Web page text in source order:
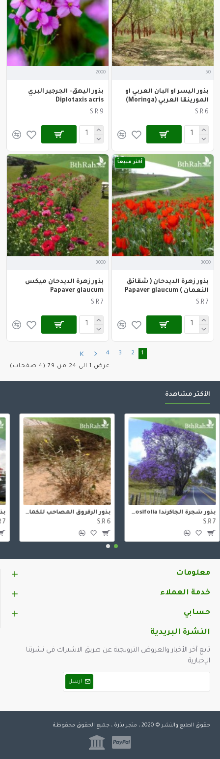
50
بذور اليسر او البان العربي او
المورينقا العربي (Moringa)
S.R 6
2000
بذور اليهق- الجرجير البري
Diplotaxis acris
S.R 9
أكثر مبيعاً
3000
بذور زهرة الديدحان ( شقائق
النعمان ) Papaver glaucum
S.R 7
3000
بذور زهرة الديدحان ميكس
Papaver glaucum
S.R 7
1
2
3
4
عرض 1 الى 24 من 79 (4 صفحات)
الأكثر مشاهدة
S.R 7
S.R 6
معلومات
خدمة العملاء
حسابي
النشرة البريدية
تابع آخر الأخبار والعروض الترويجية عن طريق الاشتراك في نشرتنا
الإخبارية
ارسل
حقوق الطبع والنشر © 2020 ، متجر بذرة ، جميع الحقوق محفوظة